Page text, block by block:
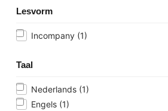
Lesvorm
Incompany (1)
Taal
Nederlands (1)
Engels (1)